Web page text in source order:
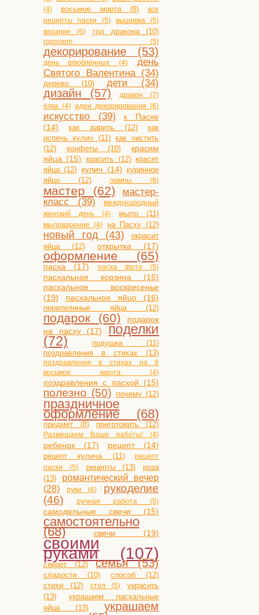
(4)
восьмое марта (8)
все
рецепты пасхи (5)
вышивка (5)
вязание (6)
год дракона (10)
гороскоп (5)
декорирование (53)
день влюблённых (4)
день
Святого Валентина (34)
дерево (10) дети (34)
дизайн (57)
дракон (7)
ёлка (4) идеи декорирования (6)
искусство (39)
к Пасхе
(14)
как варить (12)
как
испечь кулич (11) как чистить
(12)
конфеты (10)
красим
яйца (15)
красить (12) красят
яйца (12) кулич (14) куринное
яйцо (12)
лампы (6)
мастер (62)
мастер-
класс (39)
международный
женский день (4)
мыло (11)
мыловарение (4) на Пасху (12)
новый год (43)
окрасит
яйца (12)
открытка (17)
оформление (65)
пасха (17) пасха фото (5)
пасхальная корзина (15)
пасхальное воскресенье
(19)
пасхальное яйцо (16)
перепелиные яйца (12)
подарок (60)
подарок
на пасху (17)
поделки
(72)
подушка (11)
поздравления в стихах (13)
поздравления в стихах на 8
восьмое марта (4)
поздравления с пасхой (15)
полезно (50) почему (12)
праздничное
оформление (68)
предмет (8) приготовить (12)
Размещаем Ваши работы! (4)
ребенок (17)
рецепт (14)
рецепт кулича (11)
рецепт
пасхи (5)
рецепты (13)
роза
(13)
романтический вечер
(28)
руки (6)
рукоделие
(46)
ручная работа (5)
самодельные свечи (15)
самостоятельно
(68) свечи (19)
своими
руками (107)
секрет (12) семья (53)
сладости (10)
способ (12)
стихи (12)
стол (5)
украсить
(13)
украшаем пасхальные
яйца (13)
украшаем